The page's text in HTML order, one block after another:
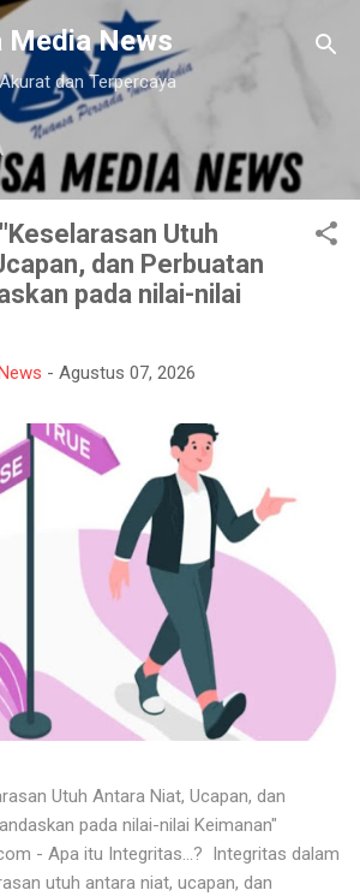
ke konten utama
Media News
dan Terpercaya
Utuh
dan Perbuatan
pada nilai-nilai
- Agustus 07, 2026
Utuh Antara Niat, Ucapan, dan
pada nilai-nilai Keimanan"
- Apa itu Integritas...? Integritas dalam
utuh antara niat, ucapan, dan